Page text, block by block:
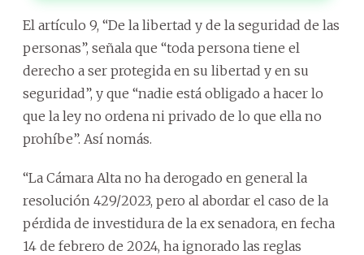
El artículo 9, “De la libertad y de la seguridad de las
personas”, señala que “toda persona tiene el
derecho a ser protegida en su libertad y en su
seguridad”, y que “nadie está obligado a hacer lo
que la ley no ordena ni privado de lo que ella no
prohíbe”. Así nomás.
“La Cámara Alta no ha derogado en general la
resolución 429/2023, pero al abordar el caso de la
pérdida de investidura de la ex senadora, en fecha
14 de febrero de 2024, ha ignorado las reglas